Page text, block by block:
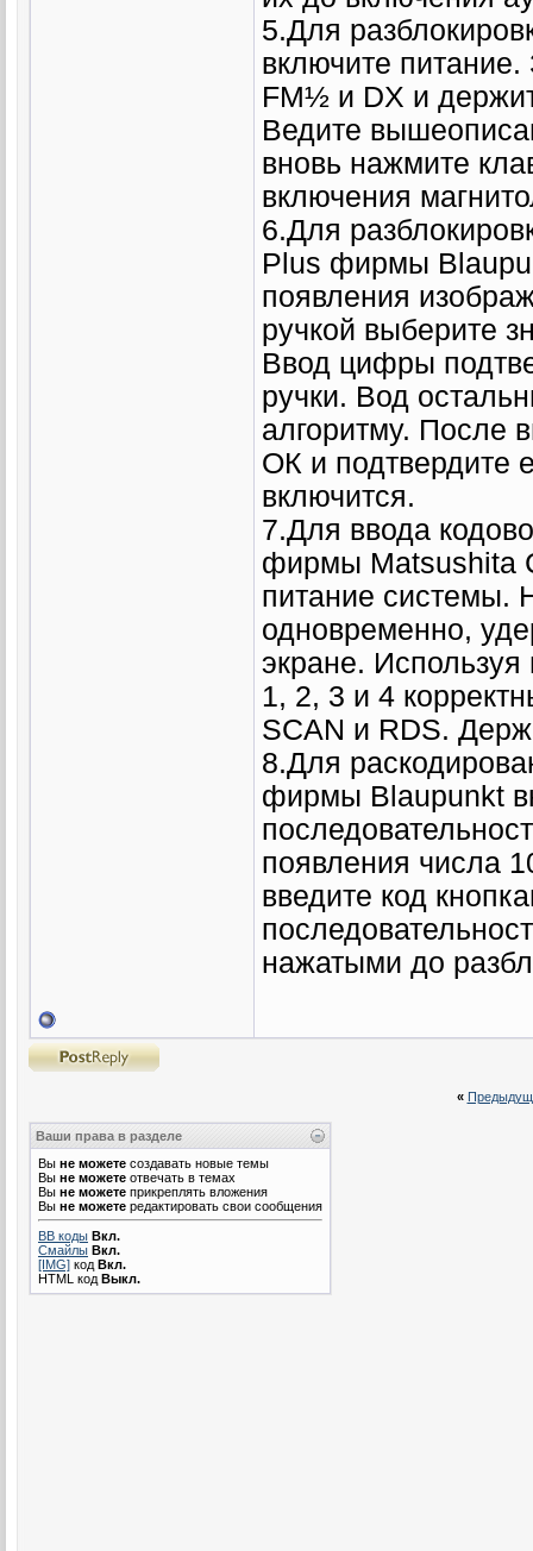
5.Для
включите
FM½ и DX и
Ведите
вновь нажмите
включения
6.Для
Plus фирмы
появления
ручкой выберите
Ввод цифры
ручки. Вод
алгоритму. После
ОК и подтвердите
включится.
7.Для ввода
фирмы Matsushita
питание системы.
одновременно,
экране.
1, 2, 3 и 4
SCAN и RDS.
8.Для
фирмы Blaupunkt
появления числа
введите код
нажатыми до
«
Ваши права в разделе
Вы не можете создавать новые темы
Вы не можете отвечать в темах
Вы не можете прикреплять вложения
Вы не можете редактировать свои сообщения
BB коды Вкл.
Смайлы Вкл.
[IMG] код Вкл.
HTML код Выкл.